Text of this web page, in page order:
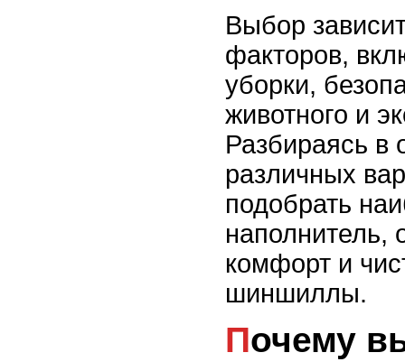
Выбор
факторов,
уборки,
животного и
Разбираясь в
различных
подобрать
наполнитель,
комфорт и
шиншиллы.
Почему выбор